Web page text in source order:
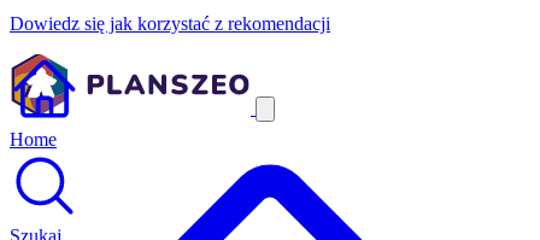
Dowiedz się jak korzystać z rekomendacji
Home
Szukaj